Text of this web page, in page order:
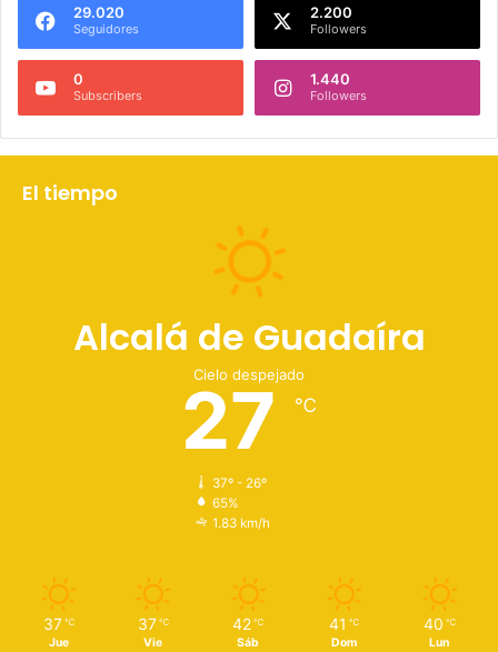
29.020
Seguidores
2.200
Followers
0
Subscribers
1.440
Followers
El tiempo
Alcalá de Guadaíra
Cielo despejado
27 ℃
37º - 26º
65%
1.83 km/h
37 ℃
Jue
37 ℃
Vie
42 ℃
Sáb
41 ℃
Dom
40 ℃
Lun